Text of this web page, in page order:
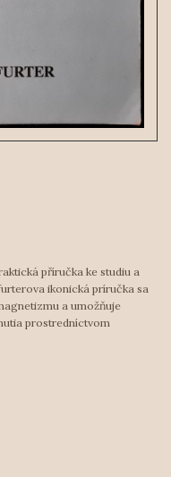
příručka ke studiu a
ikonická príručka sa
a umožňuje
prostredníctvom